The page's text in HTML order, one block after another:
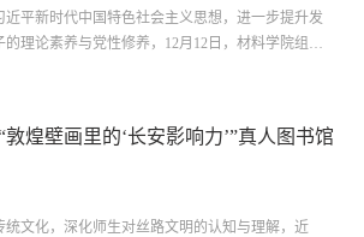
近平新时代中国特色社会主义思想，进一步提升发
理论素养与党性修养，12月12日，材料学院组织
统梳理了中国式现代化探索的演进历程，重点区
中国式现代化”的本质内涵。他指出，中国的现代
模式...
煌壁画里的‘长安影响力’”真人图书馆
统文化，深化师生对丝路文明的认知与理解，近